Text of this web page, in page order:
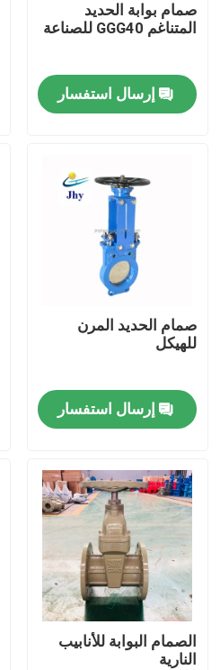
أشرطة فيديو
معلومات عنا
مراقبة الجودة
اتصل بنا
أخبار
حالات
صمام بوابة DI
صمام بوابة الحديد
المتناغم GGG40 للصناعة
إرسال استفسار
صمام الحديد المرن
للهيكل
إرسال استفسار
الصمام البوابة للأنابيب
النارية